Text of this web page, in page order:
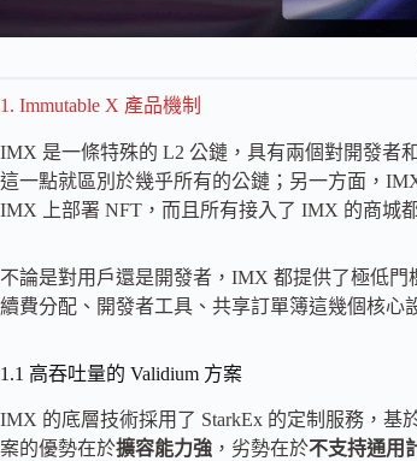
1. Immutable X 產品機制
IMX 是一條特殊的 L2 公鏈，具有兩個對開發者
這一點就區別於幾乎所有的公鏈；另一方面，
IMX 上部署 NFT，而且所有接入了 IMX 的商城
不論是對用戶還是開發者，IMX 都提供了極低
續費分配、開發者工具、共享訂單簿這幾個核心
1.1 高吞吐量的 Validium 方案
IMX 的底層技術採用了 StarkEx 的定制服務，
案的優勢在於擴容能力強 ，劣勢在於不支持通用